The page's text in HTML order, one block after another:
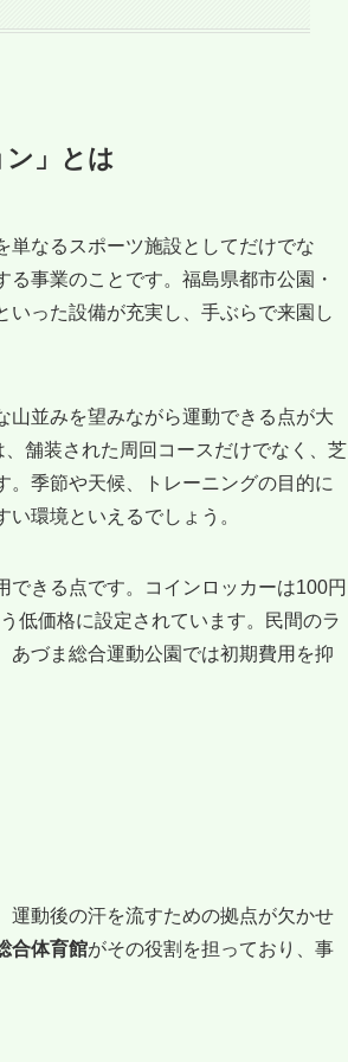
」とは
単なるスポーツ施設としてだけでな
事業のことです。福島県都市公園・
った設備が充実し、手ぶらで来園し
山並みを望みながら運動できる点が大
舗装された周回コースだけでなく、芝
季節や天候、トレーニングの目的に
環境といえるでしょう。
きる点です。コインロッカーは100円
低価格に設定されています。民間のラ
あづま総合運動公園では初期費用を抑
運動後の汗を流すための拠点が欠かせ
合体育館がその役割を担っており、事